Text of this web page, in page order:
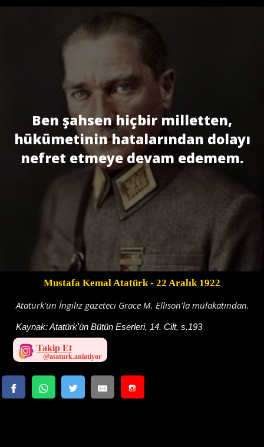
Ben şahsen hiçbir milletten,
hükümetinin hatalarından dolayı
nefret etmeye devam edemem.
Mustafa Kemal Atatürk - 22 Aralık 1922
Atatürk'ün İngiliz gazeteci Grace M. Ellison'la mülakatından.
Kaynak:Atatürk'ün Bütün Eserleri, 14. Cilt, s.193
Takip Et